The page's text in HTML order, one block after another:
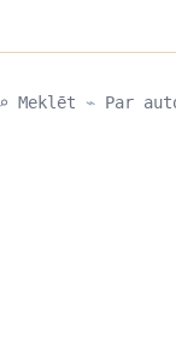
⌕ Meklēt ⌁ Par